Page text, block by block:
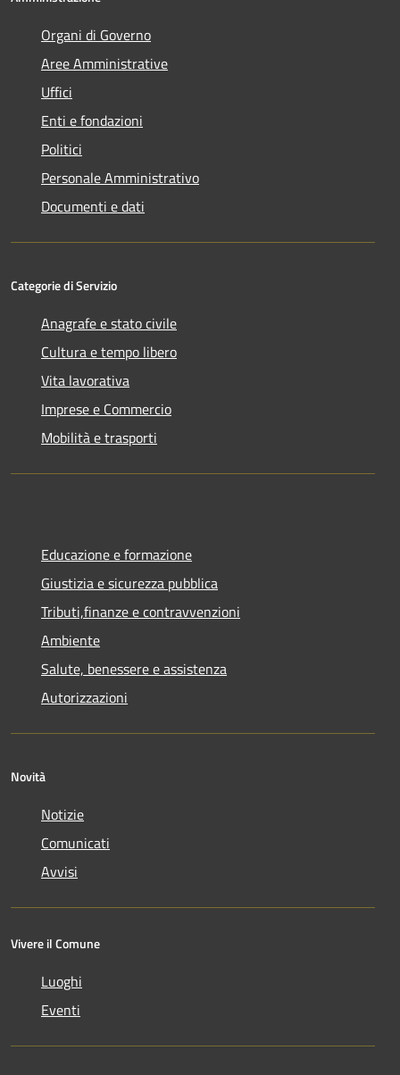
Organi di Governo
Aree Amministrative
Uffici
Enti e fondazioni
Politici
Personale Amministrativo
Documenti e dati
Categorie di Servizio
Anagrafe e stato civile
Cultura e tempo libero
Vita lavorativa
Imprese e Commercio
Mobilità e trasporti
Educazione e formazione
Giustizia e sicurezza pubblica
Tributi,finanze e contravvenzioni
Ambiente
Salute, benessere e assistenza
Autorizzazioni
Novità
Notizie
Comunicati
Avvisi
Vivere il Comune
Luoghi
Eventi